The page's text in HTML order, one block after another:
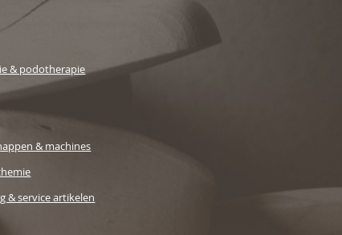
& podotherapie
& machines
& service artikelen